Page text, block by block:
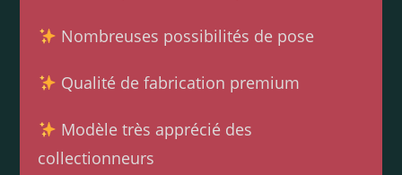
Nombreuses possibilités de pose
Qualité de fabrication premium
Modèle très apprécié des
collectionneurs